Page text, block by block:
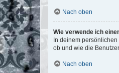
Nach oben
Wie verwende ich
In deinem
ob und wie die
Nach oben